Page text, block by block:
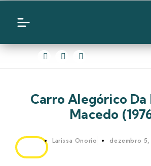
Carro Alegórico Da
Macedo
Larissa Onorio dezembro